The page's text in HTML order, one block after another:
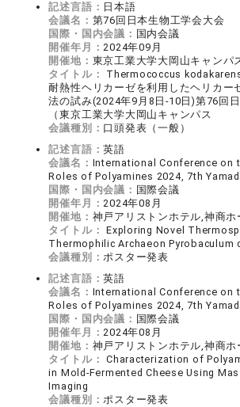
記述言語： 日本語
会議名： 第76回日本生物工学会大会
国際・国内会議： 国内会議
開催年月：2024年09月
開催地： 東京工業大学大岡山キャンパ
タイトル：
Thermococcus
耐熱性ヘリカーゼを利用したヘリカー
法の試み(2024年9月8日-10日)第76回
（東京工業大学大岡山キャンパス
会議種別： 口頭発表（一般）
記述言語：英語
会議名： International Conference on
Roles of Polyamines 2024, 7th
国際・国内会議： 国際会議
開催年月：2024年08月
開催地： 神戸アリストンホテル,神商ホ
タイトル： Exploring Novel
Thermophilic Archaeon Pyrobaculum
会議種別：ポスター発表
記述言語：英語
会議名： International Conference on
Roles of Polyamines 2024, 7th
国際・国内会議： 国際会議
開催年月：2024年08月
開催地： 神戸アリストンホテル,神商ホ
タイトル： Characterization of
in Mold-Fermented Cheese Using
Imaging
会議種別：ポスター発表